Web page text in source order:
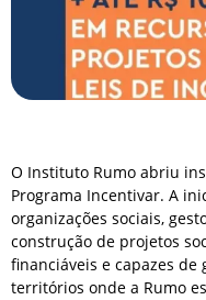
O Instituto Rumo abriu
Programa Incentivar. A
organizações sociais,
construção de projetos
financiáveis e capazes
territórios onde a Rumo